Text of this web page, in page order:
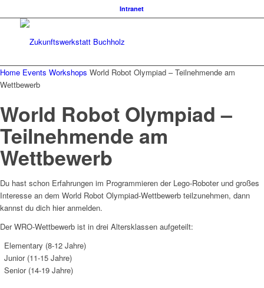
Intranet
Home Events Workshops World Robot Olympiad – Teilnehmende am
Wettbewerb
World Robot Olympiad –
Teilnehmende am
Wettbewerb
Du hast schon Erfahrungen im Programmieren der Lego-Roboter und großes
Interesse an dem World Robot Olympiad-Wettbewerb teilzunehmen, dann
kannst du dich hier anmelden.
Der WRO-Wettbewerb ist in drei Altersklassen aufgeteilt:
Elementary (8-12 Jahre)
Junior (11-15 Jahre)
Senior (14-19 Jahre)